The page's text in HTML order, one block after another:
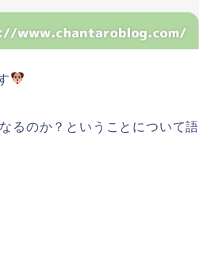
るのか？ということについて語